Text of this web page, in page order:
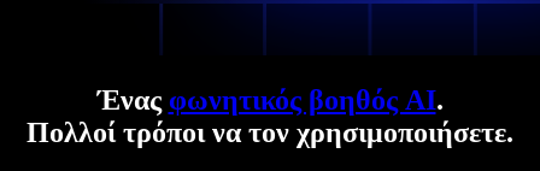
Ένας φωνητικός βοηθός AI.
Πολλοί τρόποι να τον χρησιμοποιήσετε.